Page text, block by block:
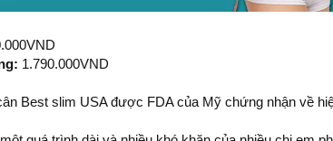
1.790.000VND
Best slim USA được FDA của Mỹ chứng nhận về